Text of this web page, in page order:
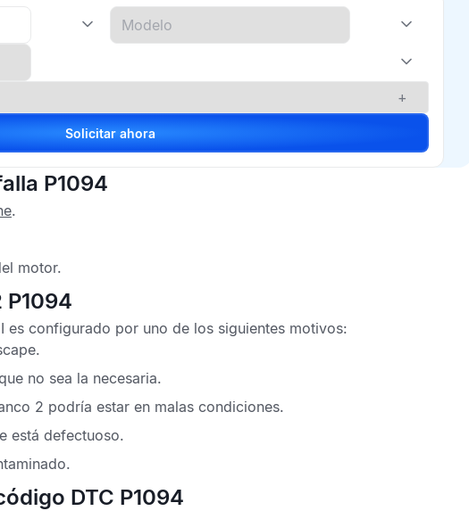
+
Solicitar ahora
P1094
.
motor.
P1094
es configurado por uno de los siguientes motivos:
no sea la necesaria.
2 podría estar en malas condiciones.
está defectuoso.
DTC P1094